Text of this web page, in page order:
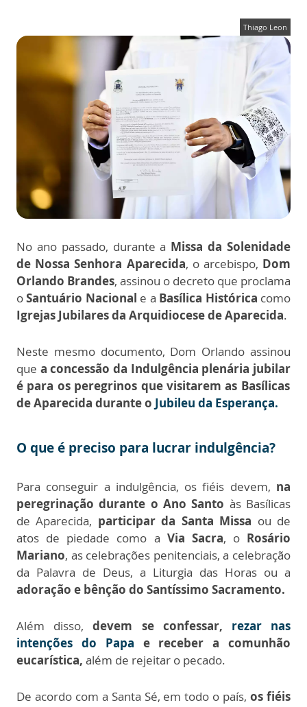
Thiago Leon
No ano passado, durante a Missa da Solenidade
de Nossa Senhora Aparecida, o arcebispo, Dom
Orlando Brandes, assinou o decreto que proclama
oSantuário Nacional e a Basílica Histórica como
Igrejas Jubilares da Arquidiocese de Aparecida.
Neste mesmo documento, Dom Orlando assinou
que a concessão da Indulgência plenária jubilar
é para os peregrinos que visitarem as Basílicas
de Aparecida durante o Jubileu da Esperança.
O que é preciso para lucrar indulgência?
Para conseguir a indulgência, os fiéis devem, na
peregrinação durante o Ano Santo às Basílicas
de Aparecida, participar da Santa Missa ou de
atos de piedade como a Via Sacra, o Rosário
Mariano, as celebrações penitenciais, a celebração
da Palavra de Deus, a Liturgia das Horas ou a
adoração e bênção do Santíssimo Sacramento.
Além disso,devem se confessar, rezar nas
intenções do Papa e receber a comunhão
eucarística, além de rejeitar o pecado.
De acordo com a Santa Sé, em todo o país,os fiéis